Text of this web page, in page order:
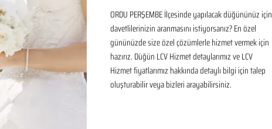
ORDU PERŞEMBE İlçesinde yapılacak düğününüz için
davetlilerinizin aranmasını istiyorsanız? En özel
gününüzde size özel çözümlerle hizmet vermek için
hazırız. Düğün LCV Hizmet detaylarımız ve LCV
Hizmet fiyatlarımız hakkında detaylı bilgi için talep
oluşturabilir veya bizleri arayabilirsiniz.